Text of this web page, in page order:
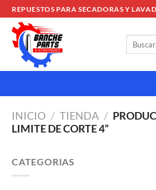
REPUESTOS PARA SECADORAS Y
INICIO / TIENDA /
LIMITE DE CORTE 4”
CATEGORIAS